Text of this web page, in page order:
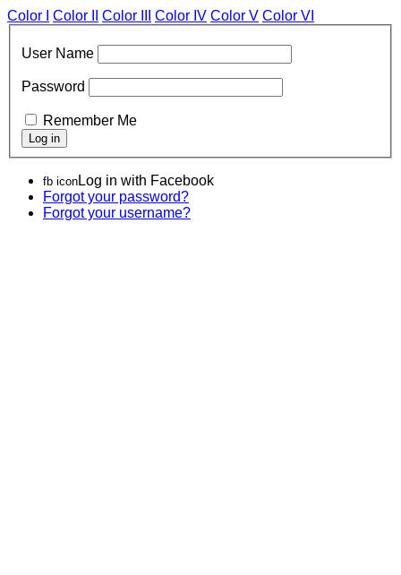
Color I Color II Color III Color IV Color V Color VI
User Name
Password
Remember Me
fb icon Log in with Facebook
Forgot your password?
Forgot your username?